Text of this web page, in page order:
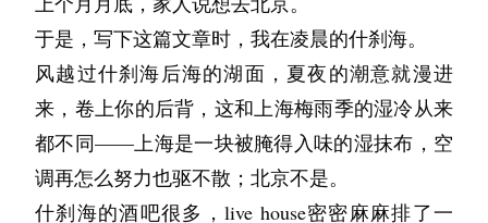
吹过来。我问她：“你们认识多久了？为什么没
怎么见过你提及他？”
“我们小时候就认识了哦，已经相处了很久了。
这也没什么好说的。”
我才知道，她也会因为一场约会而辗转难眠、雀
跃不已。去年圣诞夜，她激动得如同收到糖的小
哪里？我没有问妈妈，因为我觉得她不会回答。
她只会摸我的头。
我在学校最好的朋友叫小珊，她明年可能要搬走
了，因为她爸爸在别的镇找到了工作。我很难
过，但是我没有告诉她。我跟胖橘说了，胖橘舔
了舔我的手指。胖橘是我们附近的猫，生了三只
于是，写下这篇文章时，我在凌晨的什刹海。
风越过什刹海后海的湖面，夏夜的潮意就漫进
来，卷上你的后背，这和上海梅雨季的湿冷从来
都不同——上海是一块被腌得入味的湿抹布，空
调再怎么努力也驱不散；北京不是。
什刹海的酒吧很多，live house密密麻麻排了一